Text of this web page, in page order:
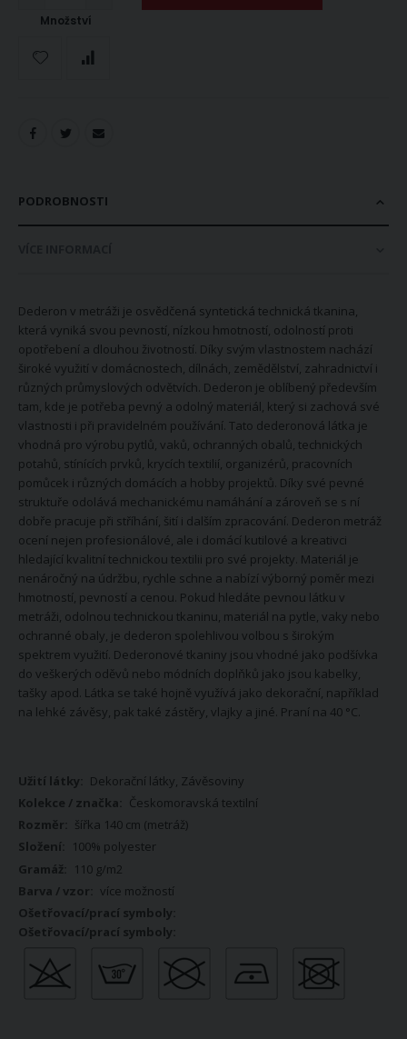
Množství
PODROBNOSTI
Dederon v metráži je osvědčená syntetická technická tkanina,
která vyniká svou pevností, nízkou hmotností, odolností proti
opotřebení a dlouhou životností. Díky svým vlastnostem nachází
široké využití v domácnostech, dílnách, zemědělství, zahradnictví i
různých průmyslových odvětvích. Dederon je oblíbený především
tam, kde je potřeba pevný a odolný materiál, který si zachová své
vlastnosti i při pravidelném používání. Tato dederonová látka je
vhodná pro výrobu pytlů, vaků, ochranných obalů, technických
potahů, stínících prvků, krycích textilií, organizérů, pracovních
pomůcek i různých domácích a hobby projektů. Díky své pevné
struktuře odolává mechanickému namáhání a zároveň se s ní
dobře pracuje při stříhání, šití i dalším zpracování. Dederon metráž
ocení nejen profesionálové, ale i domácí kutilové a kreativci
hledající kvalitní technickou textilii pro své projekty. Materiál je
nenáročný na údržbu, rychle schne a nabízí výborný poměr mezi
hmotností, pevností a cenou. Pokud hledáte pevnou látku v
metráži, odolnou technickou tkaninu, materiál na pytle, vaky nebo
ochranné obaly, je dederon spolehlivou volbou s širokým
spektrem využití. Dederonové tkaniny jsou vhodné jako podšívka
do veškerých oděvů nebo módních doplňků jako jsou kabelky,
tašky apod. Látka se také hojně využívá jako dekorační, například
na lehké závěsy, pak také zástěry, vlajky a jiné. Praní na 40 °C.
Více
informací
Dekorační látky, Závěsoviny
Českomoravská textilní
šířka 140 cm (metráž)
100% polyester
110 g/m2
více možností